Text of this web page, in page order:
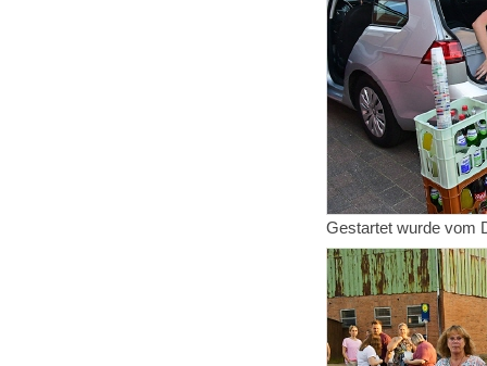
Gestartet wurde vom